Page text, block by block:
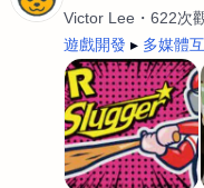
Victor Lee 622次
遊戲開發
多媒體